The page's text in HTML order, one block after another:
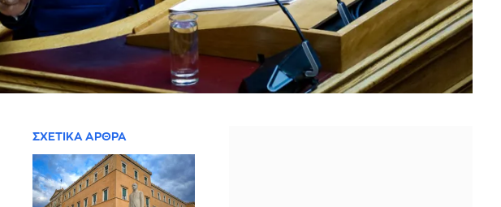
ΣΧΕΤΙΚΑ ΑΡΘΡΑ